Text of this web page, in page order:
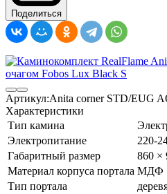
Поделиться
Артикул:Anita corner STD/EUG
Характеристики
Тип камина
Электропитание
220-
Габаритный размер
860 ×
Материал корпуса портала МДФ
Тип портала